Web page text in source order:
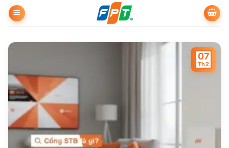
qua
dung
07
Th2